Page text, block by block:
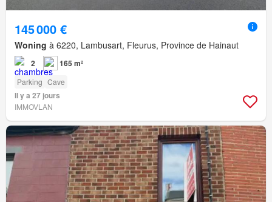
145 000 €
Woning à 6220, Lambusart, Fleurus, Province de Hainaut
2 165 m²
Parking Cave
Il y a 27 jours
IMMOVLAN